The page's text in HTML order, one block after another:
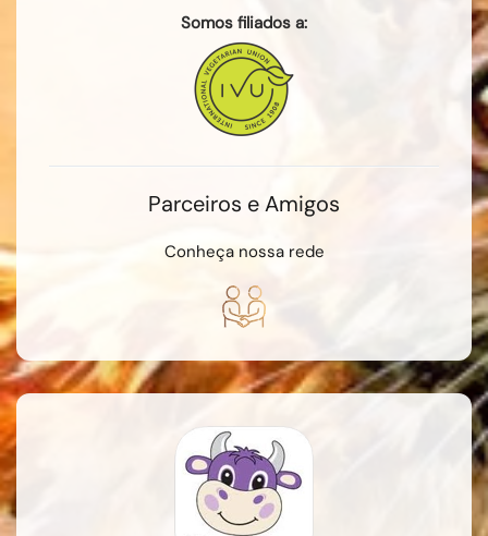
Somos filiados a:
Parceiros e Amigos
Conheça nossa rede